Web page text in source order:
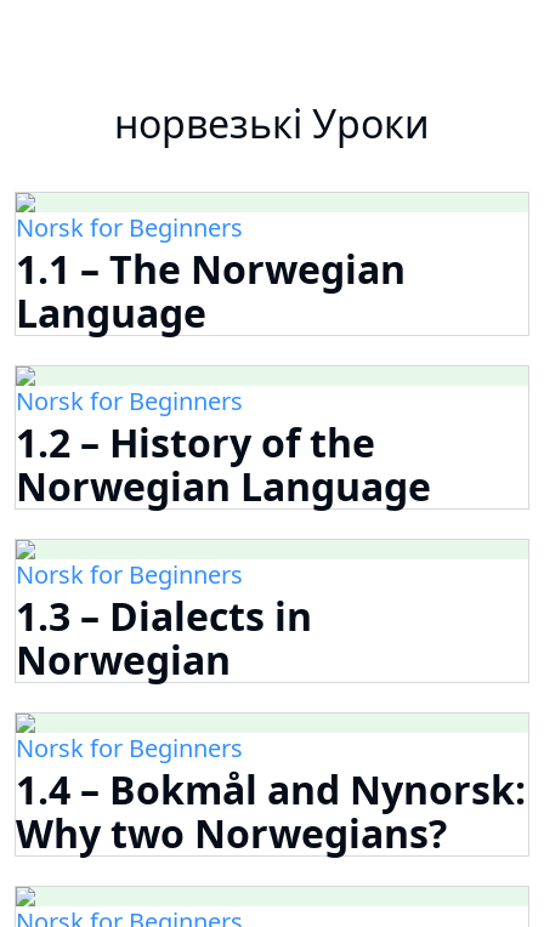
норвезькі Уроки
Norsk for Beginners
1.1 – The Norwegian
Language
Norsk for Beginners
1.2 – History of the
Norwegian Language
Norsk for Beginners
1.3 – Dialects in
Norwegian
Norsk for Beginners
1.4 – Bokmål and Nynorsk:
Why two Norwegians?